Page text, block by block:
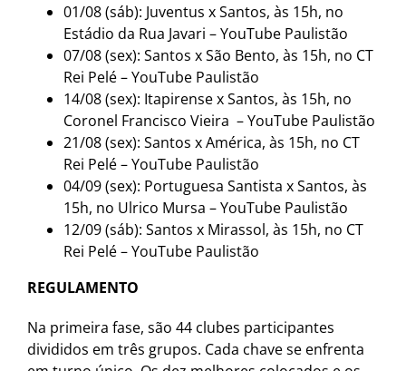
01/08 (sáb): Juventus x Santos, às 15h, no
Estádio da Rua Javari – YouTube Paulistão
07/08 (sex): Santos x São Bento, às 15h, no CT
Rei Pelé – YouTube Paulistão
14/08 (sex): Itapirense x Santos, às 15h, no
Coronel Francisco Vieira – YouTube Paulistão
21/08 (sex): Santos x América, às 15h, no CT
Rei Pelé – YouTube Paulistão
04/09 (sex): Portuguesa Santista x Santos, às
15h, no Ulrico Mursa – YouTube Paulistão
12/09 (sáb): Santos x Mirassol, às 15h, no CT
Rei Pelé – YouTube Paulistão
REGULAMENTO
Na primeira fase, são 44 clubes participantes
divididos em três grupos. Cada chave se enfrenta